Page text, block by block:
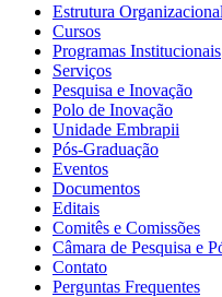
Estrutura Organizacional
Cursos
Programas Institucionais
Serviços
Pesquisa e Inovação
Polo de Inovação
Unidade Embrapii
Pós-Graduação
Eventos
Documentos
Editais
Comitês e Comissões
Câmara de Pesquisa e
Contato
Perguntas Frequentes